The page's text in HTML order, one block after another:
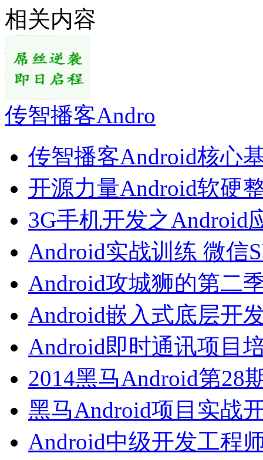
相关内容
传智播客Andro
传智播客Android核心
开源力量Android软硬
3G手机开发之Android
Android实战训练 微信
Android攻城狮的第二
Android嵌入式底层开
Android即时通讯项目
2014黑马Android第28
黑马Android项目实战
Android中级开发工程